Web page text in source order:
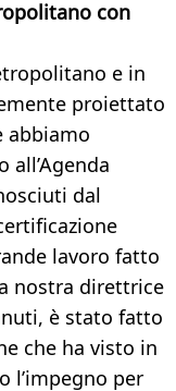
con
e in
proiettato
abbiamo
dal
lavoro fatto
nostra direttrice
è stato fatto
che ha visto in
l’impegno per